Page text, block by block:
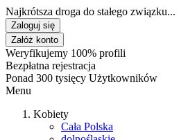
Najkrótsza droga do stałego związku...
Zaloguj się
Załóż konto
Weryfikujemy 100% profili
Bezpłatna rejestracja
Ponad 300 tysięcy Użytkowników
Menu
Kobiety
Cała Polska